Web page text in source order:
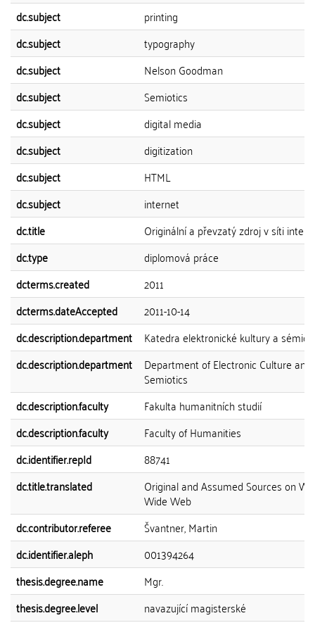
dc.subject
printing
dc.subject
typography
dc.subject
Nelson Goodman
dc.subject
Semiotics
dc.subject
digital media
dc.subject
digitization
dc.subject
HTML
dc.subject
internet
dc.title
Originální a převzatý zdroj v síti
dc.type
diplomová práce
dcterms.created
2011
dcterms.dateAccepted
2011-10-14
dc.description.department
Katedra elektronické kultury a
dc.description.department
Department of Electronic Culture and
Semiotics
dc.description.faculty
Fakulta humanitních studií
dc.description.faculty
Faculty of Humanities
dc.identifier.repId
88741
dc.title.translated
Original and Assumed Sources on
Wide Web
dc.contributor.referee
Švantner, Martin
dc.identifier.aleph
001394264
thesis.degree.name
Mgr.
thesis.degree.level
navazující magisterské